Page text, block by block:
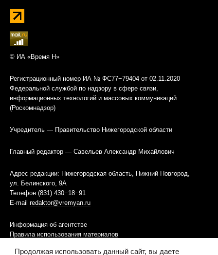
© ИА «Время Н»
Регистрационный номер ИА № ФС77−79404 от 02.11.2020
Федеральной службой по надзору в сфере связи,
информационных технологий и массовых коммуникаций
(Роскомнадзор)
Учредитель — Правительство Нижегородской области
Главный редактор — Савельев Александр Михайлович
Адрес редакции: Нижегородская область, Нижний Новгород,
ул. Белинского, 9А
Телефон (831) 430−18−91
E-mail redaktor@vremyan.ru
Информация об агентстве
Правила использования материалов
Продолжая использовать данный сайт, вы даете